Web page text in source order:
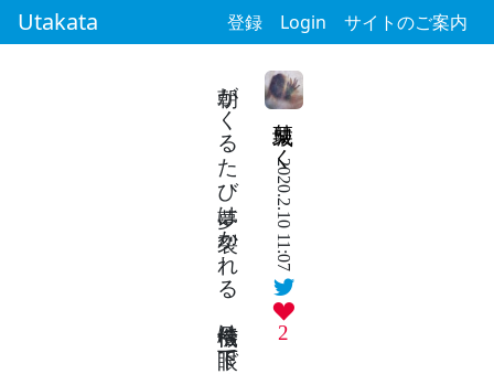
Utakata 登録 Login サイトのご案内
栗城りく
2020.2.10 11:07
2
朝がくるたび夢は裂かれる 信号機は眼下でゆっくり瞬く